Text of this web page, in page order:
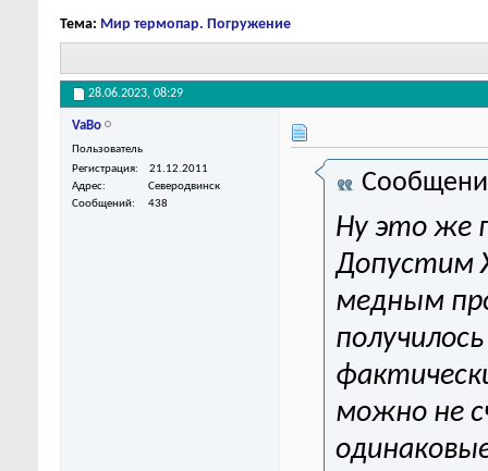
Тема: Мир термопар. Погружение
28.06.2023, 08:29
VaBo
Пользователь
Регистрация
21.12.2011
Адрес
Северодвинск
Сообщений
438
Ну это же
Допустим
медным
можно не